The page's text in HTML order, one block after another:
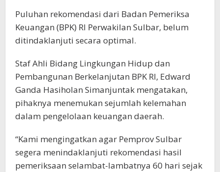
Puluhan rekomendasi dari Badan Pemeriksa
Keuangan (BPK) RI Perwakilan Sulbar, belum
ditindaklanjuti secara optimal.
Staf Ahli Bidang Lingkungan Hidup dan
Pembangunan Berkelanjutan BPK RI, Edward
Ganda Hasiholan Simanjuntak mengatakan,
pihaknya menemukan sejumlah kelemahan
dalam pengelolaan keuangan daerah.
“Kami mengingatkan agar Pemprov Sulbar
segera menindaklanjuti rekomendasi hasil
pemeriksaan selambat-lambatnya 60 hari sejak